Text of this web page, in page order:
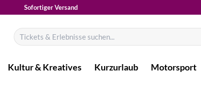
Sofortiger Versand
Suchen
nach:
Kultur & Kreatives Kurzurlaub Motorsport